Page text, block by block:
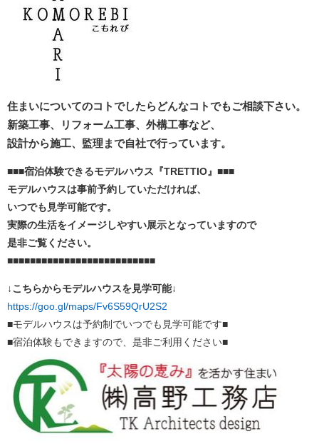
住まいについてのコトでしたらどんなコトでもご相談下さい。
新築工事、リフォーム工事、外構工事など、
設計から施工、監理まで自社で行っています。
■■■宿泊体験できるモデルハウス『TRETTIO』■■■
モデルハウスは事前予約していただければ、
いつでも見学可能です。
実際の生活をイメージしやすい展示となっていますので
是非ご覧ください。
■■■■■■■■■■■■■■■■■■■■■■■■■■
↓こちらからモデルハウスを見学可能↓
https://goo.gl/maps/Fv6S59QrU2S2
■モデルハウスは予約制でいつでも見学可能です■
■宿泊体験もできますので、是非ご利用ください■